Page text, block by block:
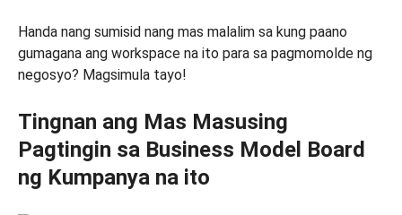
Handa nang sumisid nang mas malalim sa kung paano
gumagana ang workspace na ito para sa pagmomolde ng
negosyo? Magsimula tayo!
Tingnan ang Mas Masusing
Pagtingin sa Business Model Board
ng Kumpanya na ito